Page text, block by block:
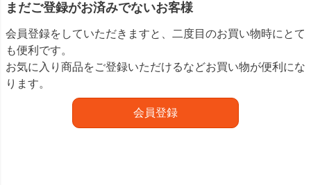
まだご登録がお済みでないお客様
会員登録をしていただきますと、二度目のお買い物時にとて
も便利です。
お気に入り商品をご登録いただけるなどお買い物が便利にな
ります。
会員登録